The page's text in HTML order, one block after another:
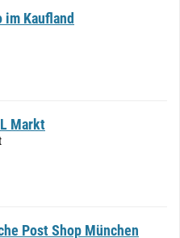
im Kaufland
Markt
Post Shop München